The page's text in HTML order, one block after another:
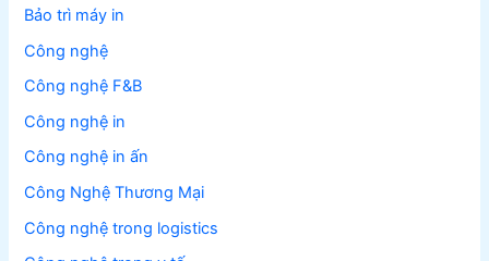
Bảo trì máy in
Công nghệ
Công nghệ F&B
Công nghệ in
Công nghệ in ấn
Công Nghệ Thương Mại
Công nghệ trong logistics